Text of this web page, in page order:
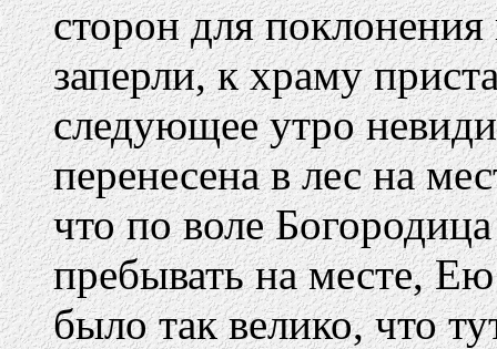
сторон для
заперли, к храму
следующее утро
перенесена в лес на
что по воле
пребывать на месте,
было так велико, что